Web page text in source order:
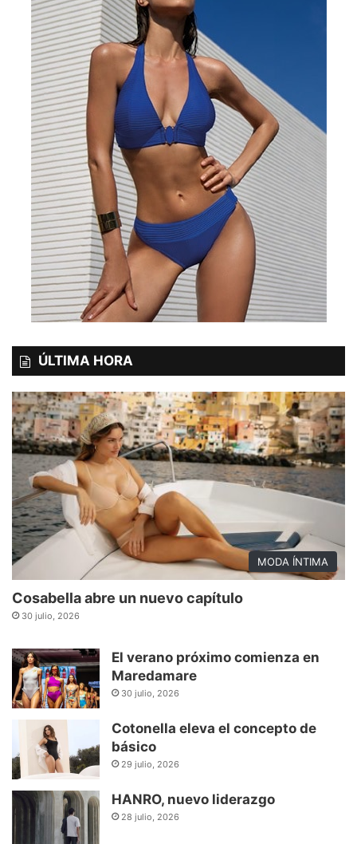
ÚLTIMA HORA
MODA ÍNTIMA
Cosabella abre un nuevo capítulo
30 julio, 2026
El verano próximo comienza en
Maredamare
30 julio, 2026
Cotonella eleva el concepto de
básico
29 julio, 2026
HANRO, nuevo liderazgo
28 julio, 2026